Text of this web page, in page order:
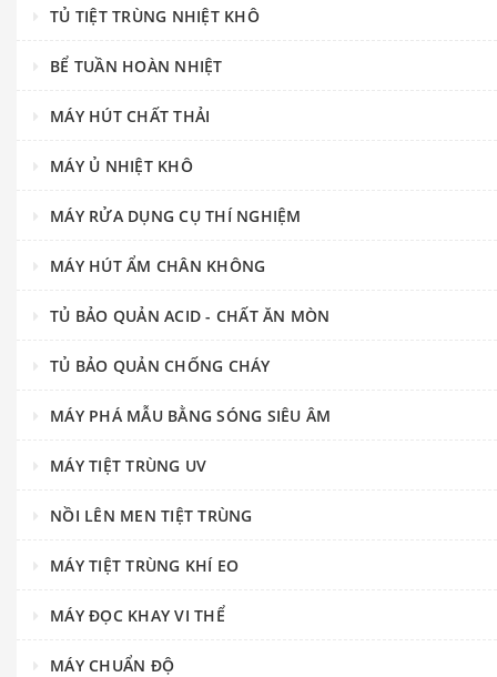
TỦ TIỆT TRÙNG NHIỆT KHÔ
BỂ TUẦN HOÀN NHIỆT
MÁY HÚT CHẤT THẢI
MÁY Ủ NHIỆT KHÔ
MÁY RỬA DỤNG CỤ THÍ NGHIỆM
MÁY HÚT ẨM CHÂN KHÔNG
TỦ BẢO QUẢN ACID - CHẤT ĂN MÒN
TỦ BẢO QUẢN CHỐNG CHÁY
MÁY PHÁ MẪU BẰNG SÓNG SIÊU ÂM
MÁY TIỆT TRÙNG UV
NỒI LÊN MEN TIỆT TRÙNG
MÁY TIỆT TRÙNG KHÍ EO
MÁY ĐỌC KHAY VI THỂ
MÁY CHUẨN ĐỘ